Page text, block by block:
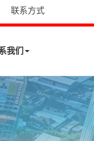
联系方式
我们